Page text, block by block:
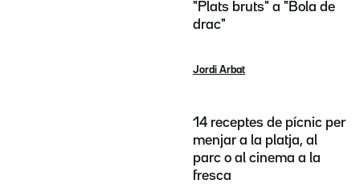
"Plats bruts" a "Bola de
drac"
Jordi Arbat
14 receptes de pícnic per
menjar a la platja, al
parc o al cinema a la
fresca